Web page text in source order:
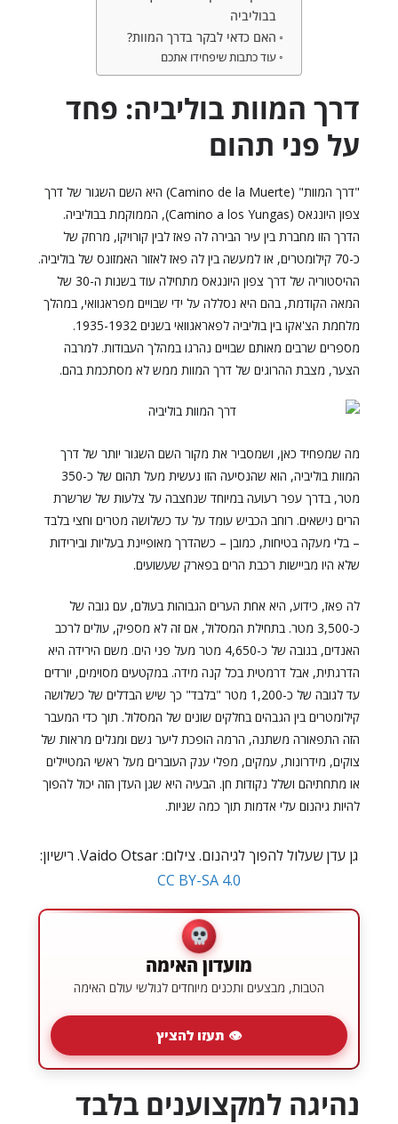
בבוליביה
האם כדאי לבקר בדרך המוות?
עוד כתבות שיפחידו אתכם
דרך המוות בוליביה: פחד
על פני תהום
"דרך המוות" (Camino de la Muerte) היא השם השגור של דרך
צפון היונגאס (Camino a los Yungas), הממוקמת בבוליביה.
הדרך הזו מחברת בין עיר הבירה לה פאז לבין קורויקו, מרחק של
כ-70 קילומטרים, או למעשה בין לה פאז לאזור האמזונס של בוליביה.
ההיסטוריה של דרך צפון היונגאס מתחילה עוד בשנות ה-30 של
המאה הקודמת, בהם היא נסללה על ידי שבויים מפראגוואי, במהלך
מלחמת הצ'אקו בין בוליביה לפאראגוואי בשנים 1935-1932.
מספרים שרבים מאותם שבויים נהרגו במהלך העבודות. למרבה
הצער, מצבת ההרוגים של דרך המוות ממש לא מסתכמת בהם.
מה שמפחיד כאן, ושמסביר את מקור השם השגור יותר של דרך
המוות בוליביה, הוא שהנסיעה הזו נעשית מעל תהום של כ-350
מטר, בדרך עפר רעועה במיוחד שנחצבה על צלעות של שרשרת
הרים נישאים. רוחב הכביש עומד על עד כשלושה מטרים וחצי בלבד
– בלי מעקה בטיחות, כמובן – כשהדרך מאופיינת בעליות ובירידות
שלא היו מביישות רכבת הרים בפארק שעשועים.
לה פאז, כידוע, היא אחת הערים הגבוהות בעולם, עם גובה של
כ-3,500 מטר. בתחילת המסלול, אם זה לא מספיק, עולים לרכב
האנדים, בגובה של כ-4,650 מטר מעל פני הים. משם הירידה היא
הדרגתית, אבל דרמטית בכל קנה מידה. במקטעים מסוימים, יורדים
עד לגובה של כ-1,200 מטר "בלבד" כך שיש הבדלים של כשלושה
קילומטרים בין הגבהים בחלקים שונים של המסלול. תוך כדי המעבר
הזה התפאורה משתנה, הרמה הופכת ליער גשם ומגלים מראות של
צוקים, מידרונות, עמקים, מפלי ענק העוברים מעל ראשי המטיילים
או מתחתיהם ושלל נקודות חן. הבעיה היא שגן העדן הזה יכול להפוך
להיות גיהנום עלי אדמות תוך כמה שניות.
גן עדן שעלול להפוך לגיהנום. צילום: Vaido Otsar. רישיון:
CC BY-SA 4.0
מועדון האימה
הטבות, מבצעים ותכנים מיוחדים לגולשי עולם האימה
👁 תעזו להציץ
נהיגה למקצוענים בלבד